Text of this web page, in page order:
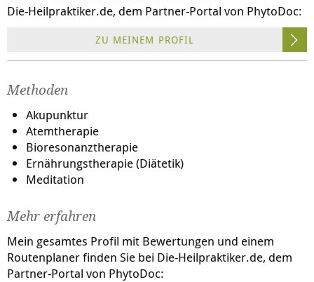
Die-Heilpraktiker.de, dem Partner-Portal von PhytoDoc:
ZU MEINEM PROFIL
Methoden
Akupunktur
Atemtherapie
Bioresonanztherapie
Ernährungstherapie (Diätetik)
Meditation
Mehr erfahren
Mein gesamtes Profil mit Bewertungen und einem
Routenplaner finden Sie bei Die-Heilpraktiker.de, dem
Partner-Portal von PhytoDoc: